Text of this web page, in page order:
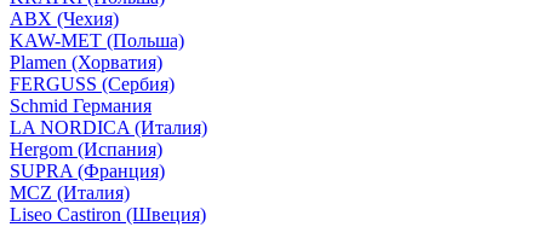
ABX (Чехия)
KAW-MET (Польша)
Plamen (Хорватия)
FERGUSS (Сербия)
Schmid Германия
LA NORDICA (Италия)
Hergom (Испания)
SUPRA (Франция)
MCZ (Италия)
Liseo Castiron (Швеция)